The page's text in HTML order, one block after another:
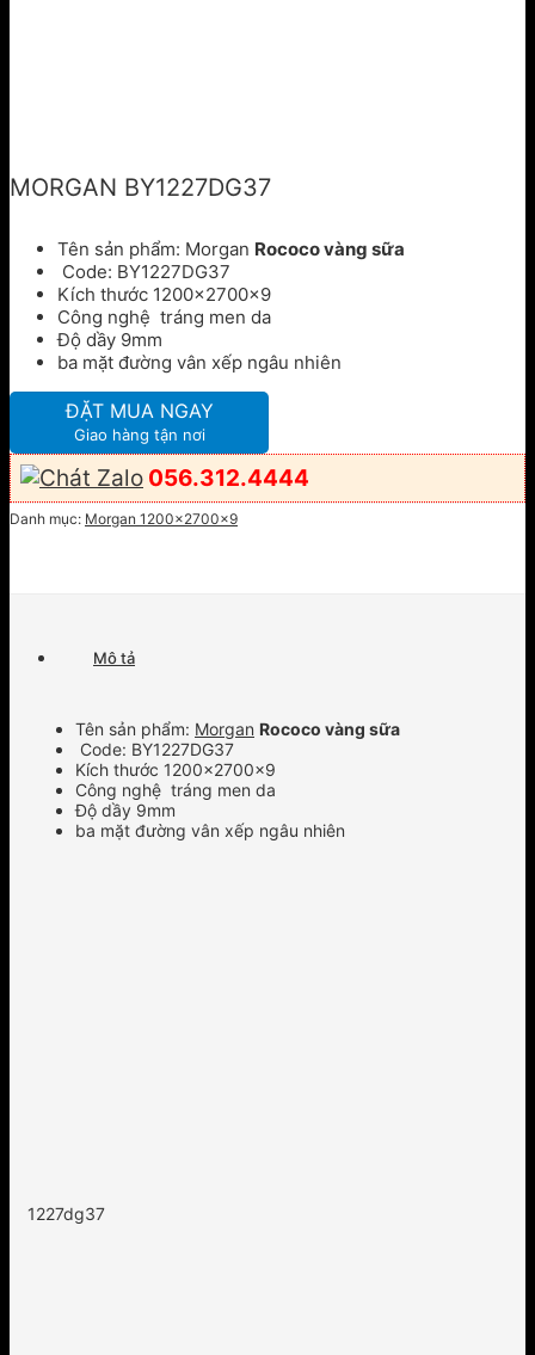
MORGAN BY1227DG37
Tên sản phẩm: Morgan Rococo vàng sữa
Code: BY1227DG37
Kích thước 1200x2700x9
Công nghệ tráng men da
Độ dầy 9mm
ba mặt đường vân xếp ngâu nhiên
ĐẶT MUA NGAY
Giao hàng tận nơi
056.312.4444
Danh mục: Morgan 1200x2700x9
Mô tả
Tên sản phẩm: Morgan Rococo vàng sữa
Code: BY1227DG37
Kích thước 1200x2700x9
Công nghệ tráng men da
Độ dầy 9mm
ba mặt đường vân xếp ngâu nhiên
1227dg37